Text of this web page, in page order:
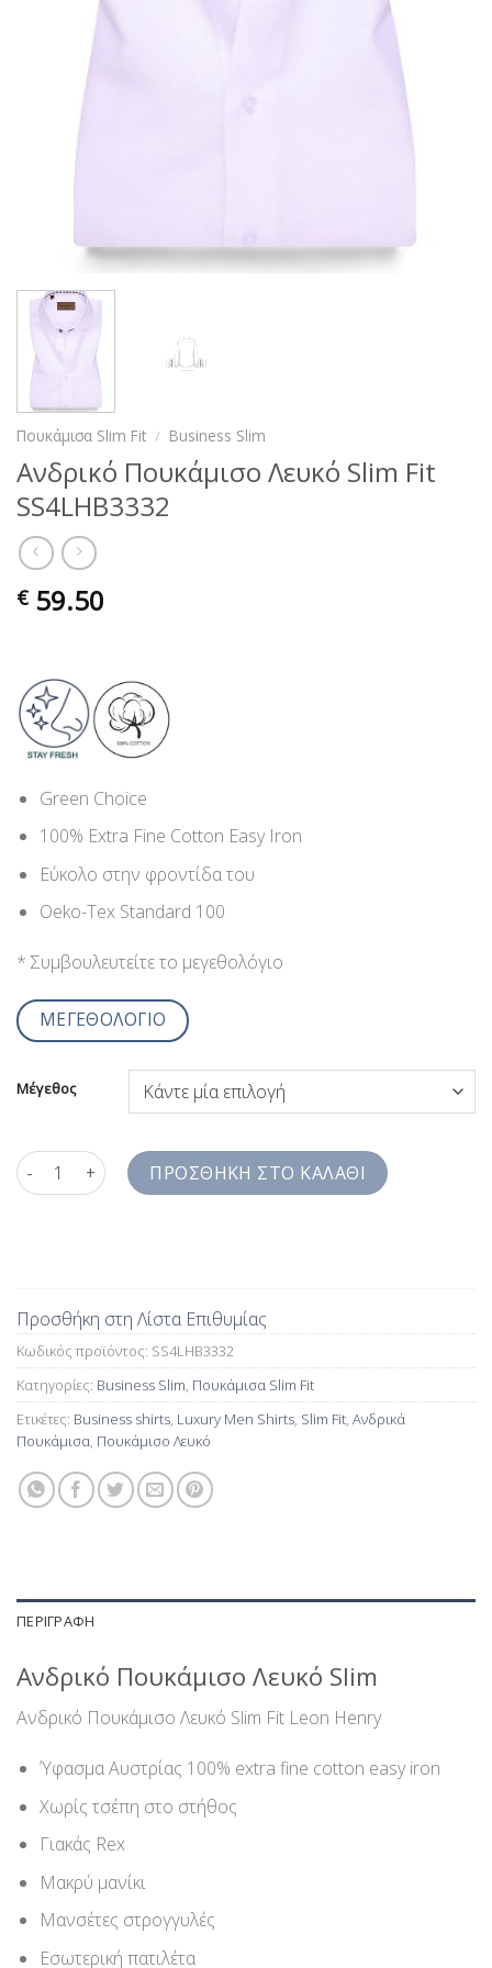
Πουκάμισα Slim Fit / Business Slim
Ανδρικό Πουκάμισο Λευκό Slim Fit
SS4LHB3332
€ 59.50
Green Choice
100% Extra Fine Cotton Easy Iron
Εύκολο στην φροντίδα του
Oeko-Tex Standard 100
* Συμβουλευτείτε το μεγεθολόγιο
ΜΕΓΕΘΟΛΟΓΙΟ
Μέγεθος
Ανδρικό Πουκάμισο Λευκό Slim Fit SS4LHB3332 ποσότητα
ΠΡΟΣΘΉΚΗ ΣΤΟ ΚΑΛΆΘΙ
Προσθήκη στη Λίστα Επιθυμίας
Κωδικός προϊόντος: SS4LHB3332
Κατηγορίες: Business Slim, Πουκάμισα Slim Fit
Ετικέτες: Business shirts, Luxury Men Shirts, Slim Fit, Ανδρικά
Πουκάμισα, Πουκάμισο Λευκό
ΠΕΡΙΓΡΑΦΉ
Ανδρικό Πουκάμισο Λευκό Slim
Ανδρικό Πουκάμισο Λευκό Slim Fit Leon Henry
Ύφασμα Αυστρίας 100% extra fine cotton easy iron
Χωρίς τσέπη στο στήθος
Γιακάς Rex
Μακρύ μανίκι
Μανσέτες στρογγυλές
Εσωτερική πατιλέτα